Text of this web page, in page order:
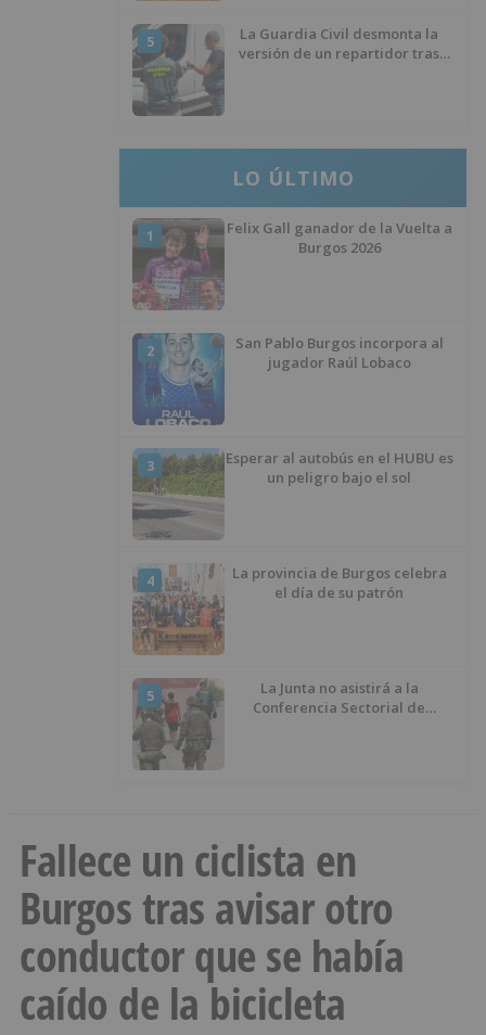
5
La Guardia Civil desmonta la
versión de un repartidor tras
LO ÚLTIMO
1
Felix Gall ganador de la Vuelta a
Burgos 2026
2
San Pablo Burgos incorpora al
jugador Raúl Lobaco
3
Esperar al autobús en el HUBU es
un peligro bajo el sol
4
La provincia de Burgos celebra
el día de su patrón
5
La Junta no asistirá a la
Conferencia Sectorial de
Fallece un ciclista en
Burgos tras avisar otro
conductor que se había
caído de la bicicleta